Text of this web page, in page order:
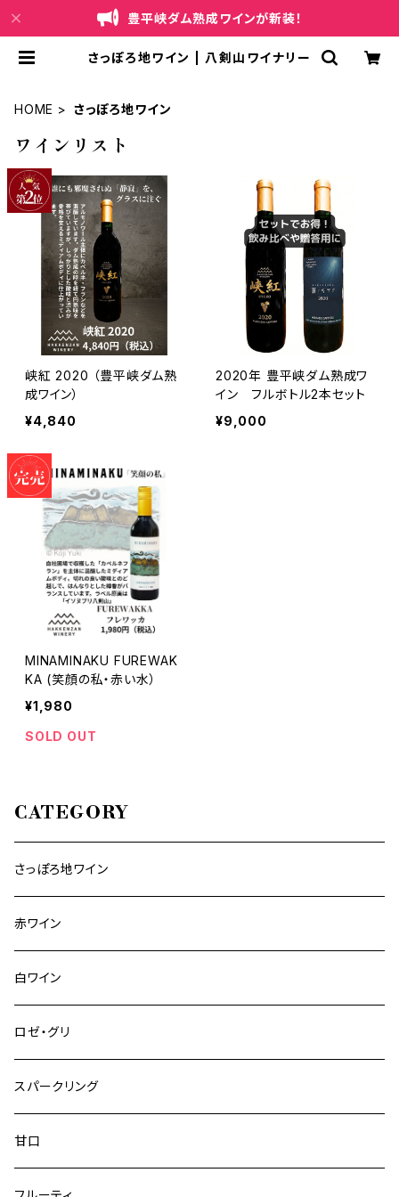
豊平峡ダム熟成ワインが新装！
さっぽろ地ワイン | 八剣山ワイナリー
HOME さっぽろ地ワイン
ワインリスト
峡紅 2020 （豊平峡ダム熟
成ワイン）
¥4,840
2020年 豊平峡ダム熟成ワ
イン フルボトル2本セット
¥9,000
MINAMINAKU FUREWAK
KA (笑顔の私・赤い水）
¥1,980
SOLD OUT
CATEGORY
さっぽろ地ワイン
赤ワイン
白ワイン
ロゼ・グリ
スパークリング
甘口